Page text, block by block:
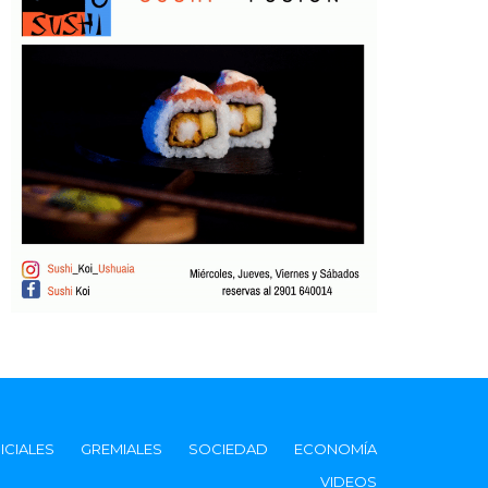
GREMIALES SOCIEDAD
ECONOMÍA
VIDEOS